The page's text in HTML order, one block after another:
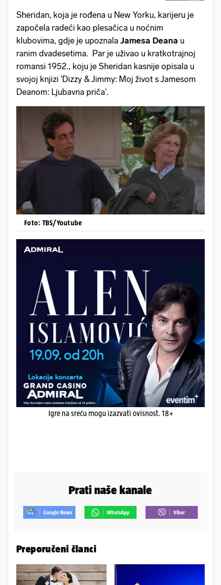
Sheridan, koja je rođena u New Yorku, karijeru je
započela radeći kao plesačica u noćnim
klubovima, gdje je upoznala Jamesa Deana u
ranim dvadesetima. Par je uživao u kratkotrajnoj
romansi 1952., koju je Sheridan kasnije opisala u
svojoj knjizi 'Dizzy & Jimmy: Moj život s Jamesom
Deanom: Ljubavna priča'.
Foto: TBS/Youtube
Igre na sreću mogu izazvati ovisnost. 18+
Prati naše kanale
Preporučeni članci